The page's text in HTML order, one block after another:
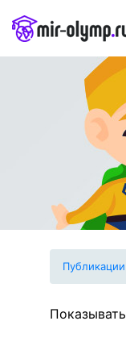
Публикации
Показывать